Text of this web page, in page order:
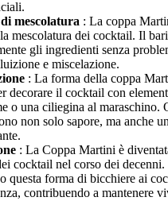
mescolatura : La coppa
mescolatura dei cocktail. Il
gli ingredienti senza
e miscelazione.
: La forma della coppa
decorare il cocktail con
o una ciliegina al maraschino.
non solo sapore, ma anche
: La Coppa Martini è
cocktail nel corso dei
questa forma di bicchiere ai
contribuendo a mantenere